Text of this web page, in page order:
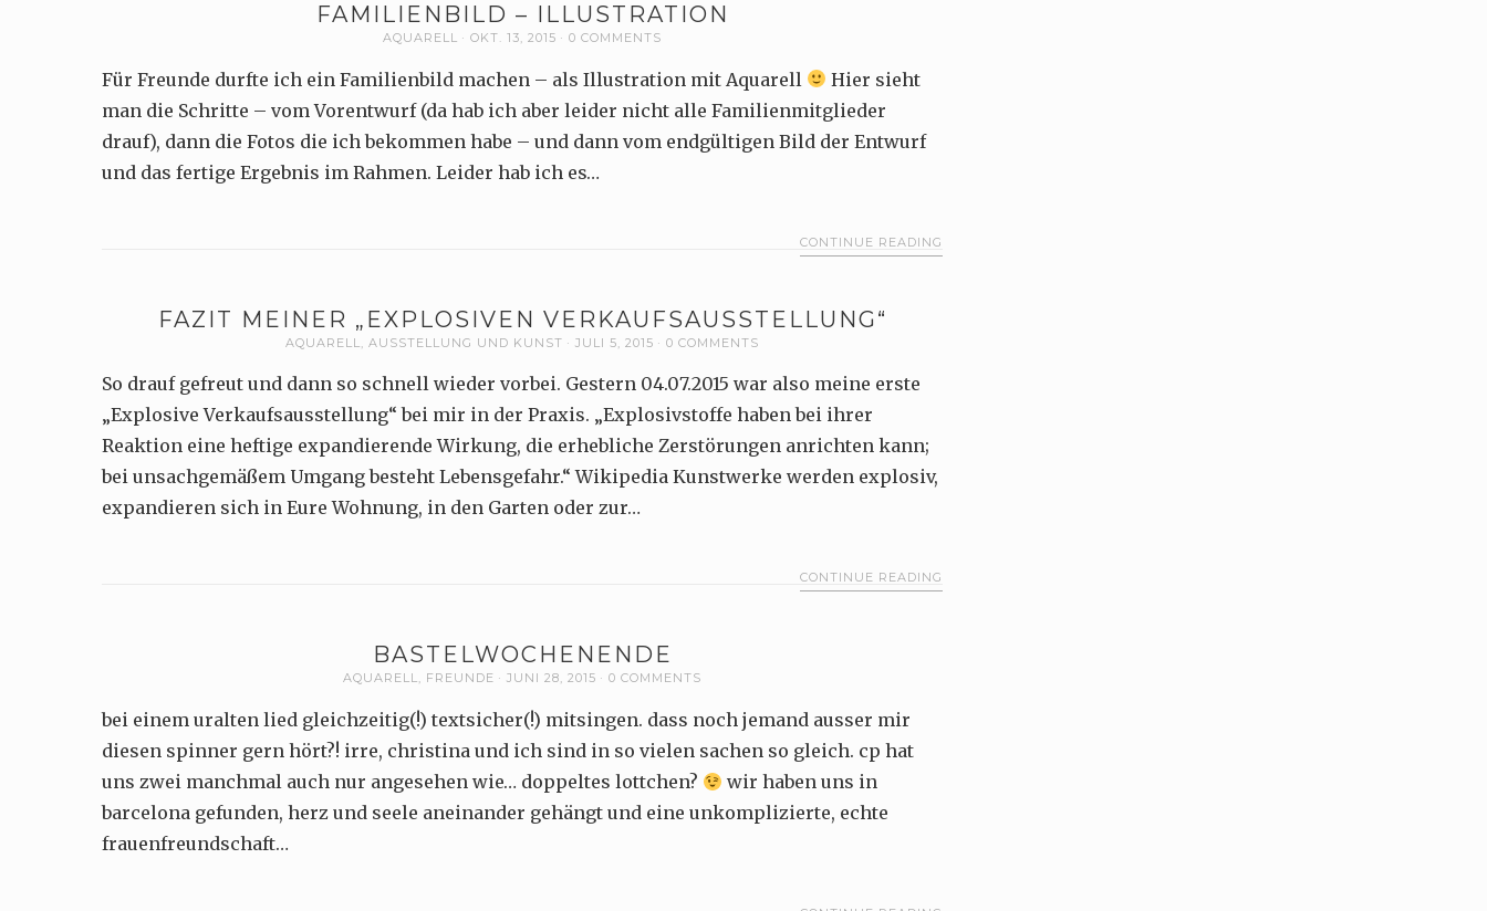
FAMILIENBILD – ILLUSTRATION
AQUARELL OKT. 13, 2015 0 COMMENTS
Für Freunde durfte ich ein Familienbild machen – als Illustration mit Aquarell
Hier sieht
man die Schritte – vom Vorentwurf (da hab ich aber leider nicht alle Familienmitglieder
drauf), dann die Fotos die ich bekommen habe – und dann vom endgültigen Bild der Entwurf
und das fertige Ergebnis im Rahmen. Leider hab ich es…
CONTINUE READING
FAZIT MEINER „EXPLOSIVEN VERKAUFSAUSSTELLUNG“
AQUARELL AUSSTELLUNG UND KUNST JULI 5, 2015 0 COMMENTS
So drauf gefreut und dann so schnell wieder vorbei. Gestern 04.07.2015 war also meine erste
„Explosive Verkaufsausstellung“ bei mir in der Praxis. „Explosivstoffe haben bei ihrer
Reaktion eine heftige expandierende Wirkung, die erhebliche Zerstörungen anrichten kann;
bei unsachgemäßem Umgang besteht Lebensgefahr.“ Wikipedia Kunstwerke werden explosiv,
expandieren sich in Eure Wohnung, in den Garten oder zur…
CONTINUE READING
BASTELWOCHENENDE
AQUARELL, FREUNDE JUNI 28, 2015 0 COMMENTS
bei einem uralten lied gleichzeitig(!) textsicher(!) mitsingen. dass noch jemand ausser mir
diesen spinner gern hört?! irre, christina und ich sind in so vielen sachen so gleich. cp hat
uns zwei manchmal auch nur angesehen wie… doppeltes lottchen?
wir haben uns in
barcelona gefunden, herz und seele aneinander gehängt und eine unkomplizierte, echte
frauenfreundschaft…